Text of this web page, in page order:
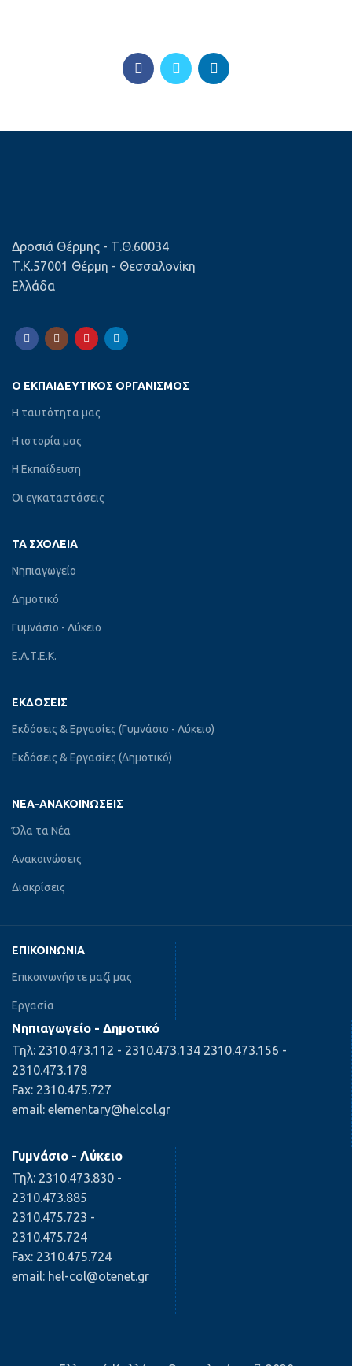
Δροσιά Θέρμης - Τ.Θ.60034
Τ.Κ.57001 Θέρμη - Θεσσαλονίκη
Ελλάδα
Ο ΕΚΠΑΙΔΕΥΤΙΚΌΣ ΟΡΓΑΝΙΣΜΌΣ
Η ταυτότητα μας
Η ιστορία μας
Η Εκπαίδευση
Οι εγκαταστάσεις
ΤΑ ΣΧΟΛΕΊΑ
Νηπιαγωγείο
Δημοτικό
Γυμνάσιο - Λύκειο
Ε.Α.Τ.Ε.Κ.
ΕΚΔΌΣΕΙΣ
Εκδόσεις & Εργασίες (Γυμνάσιο - Λύκειο)
Εκδόσεις & Εργασίες (Δημοτικό)
ΝΈΑ-ΑΝΑΚΟΙΝΏΣΕΙΣ
Όλα τα Νέα
Ανακοινώσεις
Διακρίσεις
ΕΠΙΚΟΙΝΩΝΊΑ
Επικοινωνήστε μαζί μας
Εργασία
Νηπιαγωγείο - Δημοτικό
Τηλ: 2310.473.112 - 2310.473.134 2310.473.156 -
2310.473.178
Fax: 2310.475.727
email: elementary@helcol.gr
Γυμνάσιο - Λύκειο
Τηλ: 2310.473.830 -
2310.473.885
2310.475.723 -
2310.475.724
Fax: 2310.475.724
email: hel-col@otenet.gr